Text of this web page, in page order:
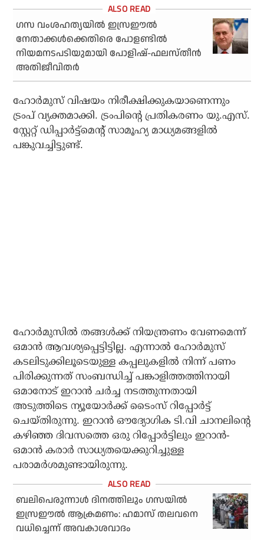
ഗസ വംശഹത്യയില്‍ ഇസ്രഈല്‍
നേതാക്കള്‍ക്കെതിരെ പോളണ്ടില്‍
നിയമനടപടിയുമായി പോളിഷ്-ഫലസ്തീന്‍
അതിജീവിതര്‍
ഹോര്‍മുസ് വിഷയം നിരീക്ഷിക്കുകയാണെന്നും
ട്രംപ് വ്യക്തമാക്കി. ട്രംപിന്റെ പ്രതികരണം യു.എസ്.
സ്റ്റേറ്റ് ഡിപ്പാര്‍ട്ട്‌മെന്റ് സാമൂഹ്യ മാധ്യമങ്ങളില്‍
പങ്കുവച്ചിട്ടുണ്ട്.
ഹോര്‍മുസില്‍ തങ്ങള്‍ക്ക് നിയന്ത്രണം വേണമെന്ന്
ഒമാന്‍ ആവശ്യപ്പെട്ടിട്ടില്ല. എന്നാല്‍ ഹോര്‍മുസ്
കടലിടുക്കിലൂടെയുള്ള കപ്പലുകളില്‍ നിന്ന് പണം
പിരിക്കുന്നത് സംബന്ധിച്ച് പങ്കാളിത്തത്തിനായി
ഒമാനോട് ഇറാന്‍ ചര്‍ച്ച നടത്തുന്നതായി
അടുത്തിടെ ന്യൂയോര്‍ക്ക് ടൈംസ് റിപ്പോര്‍ട്ട്
ചെയ്തിരുന്നു. ഇറാന്‍ ഔദ്യോഗിക ടി.വി ചാനലിന്റെ
കഴിഞ്ഞ ദിവസത്തെ ഒരു റിപ്പോര്‍ട്ടിലും ഇറാന്‍-
ഒമാന്‍ കരാര്‍ സാധ്യതയെക്കുറിച്ചുള്ള
പരാമര്‍ശമുണ്ടായിരുന്നു.
ബലിപെരുന്നാള്‍ ദിനത്തിലും ഗസയില്‍
ഇസ്രഈല്‍ ആക്രമണം: ഹമാസ് തലവനെ
വധിച്ചെന്ന് അവകാശവാദം